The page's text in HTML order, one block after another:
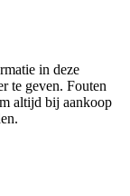
in deze
te geven. Fouten
altijd bij aankoop